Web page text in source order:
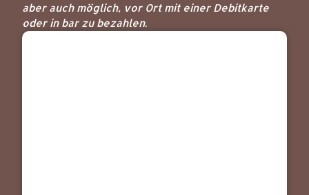
aber auch möglich, vor Ort mit einer Debitkarte
oder in bar zu bezahlen.